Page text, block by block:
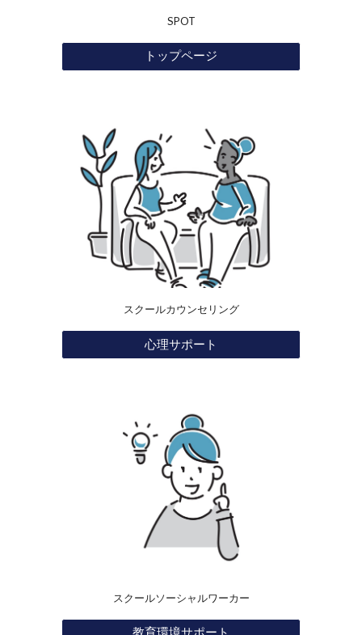
SPOT
トップページ
スクールカウンセリング
心理サポート
スクールソーシャルワーカー
教育環境サポート